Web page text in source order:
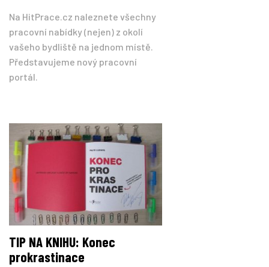
Na HitPrace.cz naleznete všechny
pracovní nabídky (nejen) z okolí
vašeho bydliště na jednom místě.
Představujeme nový pracovní
portál.
TIP NA KNIHU: Konec
prokrastinace